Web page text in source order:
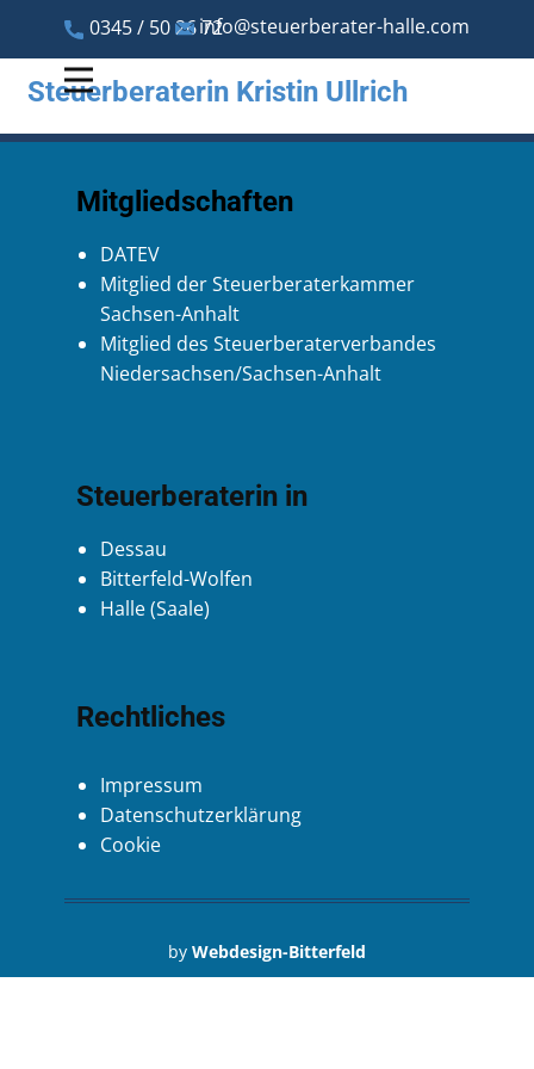
0345 / 50 26 72info@steuerberater-halle.com
Steuerberaterin Kristin Ullrich
Mitgliedschaften
DATEV
Mitglied der Steuerberaterkammer
Sachsen-Anhalt
Mitglied des Steuerberaterverbandes
Niedersachsen/Sachsen-Anhalt
Steuerberaterin in
Dessau
Bitterfeld-Wolfen
Halle (Saale)
Rechtliches
Impressum
Datenschutzerklärung
Cookie
by Webdesign-Bitterfeld